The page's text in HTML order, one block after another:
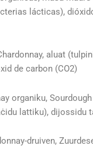
lácticas),
aluat
de carbon (CO2)
organiku,
lattiku), dijossidu
druiven,